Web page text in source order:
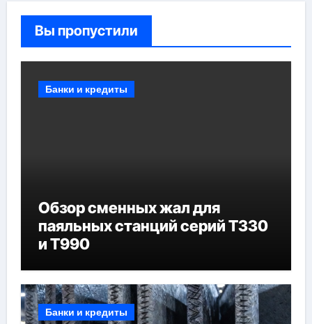
Вы пропустили
Банки и кредиты
Обзор сменных жал для
паяльных станций серий T330
и T990
Банки и кредиты